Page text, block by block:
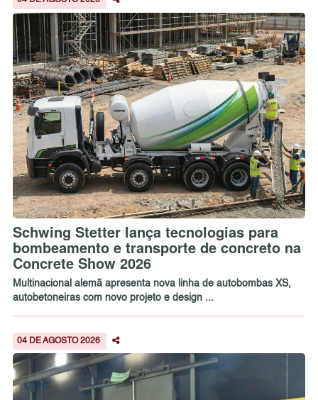
Schwing Stetter lança tecnologias para
bombeamento e transporte de concreto na
Concrete Show 2026
Multinacional alemã apresenta nova linha de autobombas XS,
autobetoneiras com novo projeto e design ...
04 DE AGOSTO 2026